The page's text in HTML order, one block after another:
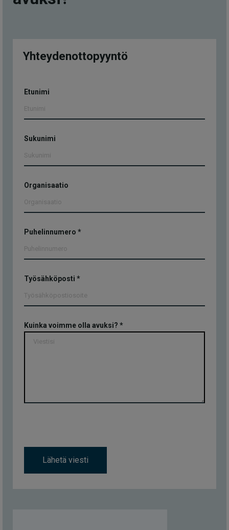
Yhteydenottopyyntö
Yhteydenottopyyntö
Etunimi
Sukunimi
Organisaatio
Puhelinnumero *
Työsähköposti *
Kuinka voimme olla avuksi? *
Lähetä viesti